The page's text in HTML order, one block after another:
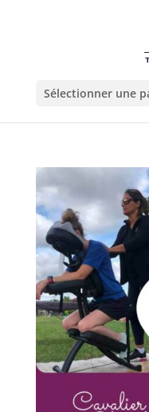
Sélectionner une